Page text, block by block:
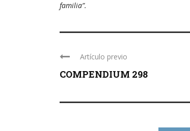
familia”.
Artículo previo
COMPENDIUM 298